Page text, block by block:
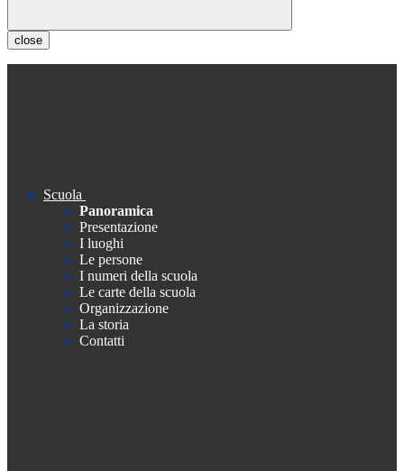
close
Scuola
Panoramica
Presentazione
I luoghi
Le persone
I numeri della scuola
Le carte della scuola
Organizzazione
La storia
Contatti